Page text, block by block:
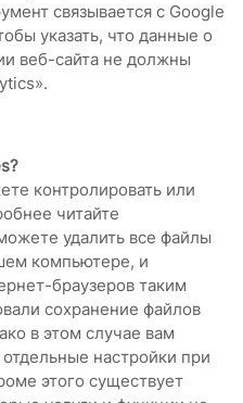
связывается с Google
указать, что данные о
веб-сайта не должны
контролировать или
читайте
удалить все файлы
компьютере, и
браузеров таким
сохранение файлов
в этом случае вам
настройки при
этого существует